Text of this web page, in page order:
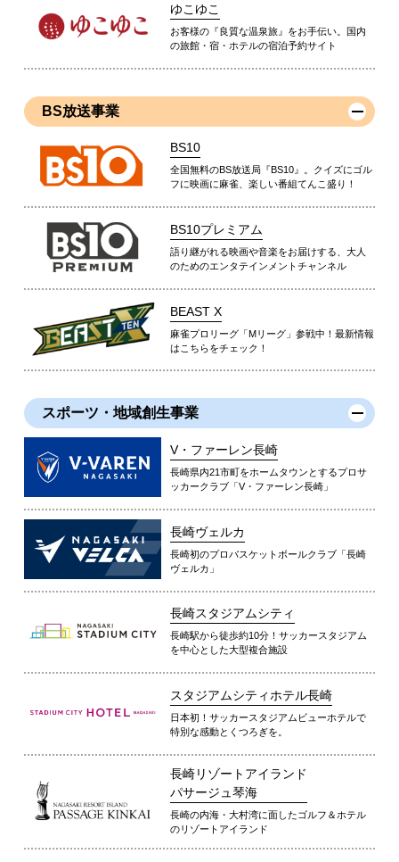
ゆこゆこ
お客様の『良質な温泉旅』をお手伝い。国内
の旅館・宿・ホテルの宿泊予約サイト
BS放送事業
BS10
全国無料のBS放送局『BS10』。クイズにゴル
フに映画に麻雀、楽しい番組てんこ盛り！
BS10プレミアム
語り継がれる映画や音楽をお届けする、大人
のためのエンタテインメントチャンネル
BEAST X
麻雀プロリーグ「Mリーグ」参戦中！最新情報
はこちらをチェック！
スポーツ・地域創生事業
V・ファーレン長崎
長崎県内21市町をホームタウンとするプロサ
ッカークラブ「V・ファーレン長崎」
長崎ヴェルカ
長崎初のプロバスケットボールクラブ「長崎
ヴェルカ」
長崎スタジアムシティ
長崎駅から徒歩約10分！サッカースタジアム
を中心とした大型複合施設
スタジアムシティホテル長崎
日本初！サッカースタジアムビューホテルで
特別な感動とくつろぎを。
長崎リゾートアイランド
パサージュ琴海
長崎の内海・大村湾に面したゴルフ＆ホテル
のリゾートアイランド